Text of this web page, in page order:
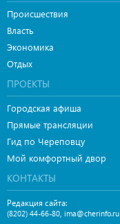
Происшествия
Власть
Экономика
Отдых
ПРОЕКТЫ
Городская афиша
Прямые трансляции
Гид по Череповцу
Мой комфортный двор
КОНТАКТЫ
Редакция сайта:
(8202) 44-66-80 ima@cherinfo.ru